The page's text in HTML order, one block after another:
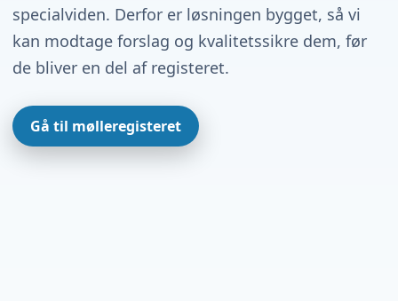
specialviden. Derfor er løsningen bygget, så vi
kan modtage forslag og kvalitetssikre dem, før
de bliver en del af registeret.
Gå til mølleregisteret